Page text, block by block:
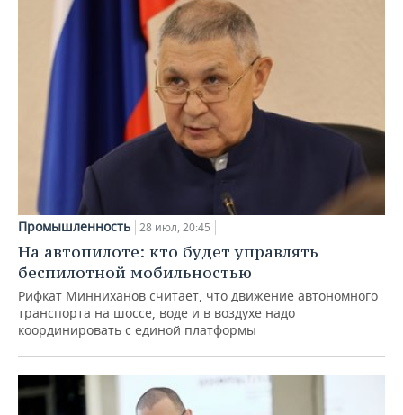
Промышленность 28 июл, 20:45
На автопилоте: кто будет управлять
беспилотной мобильностью
Рифкат Минниханов считает, что движение автономного
транспорта на шоссе, воде и в воздухе надо
координировать с единой платформы